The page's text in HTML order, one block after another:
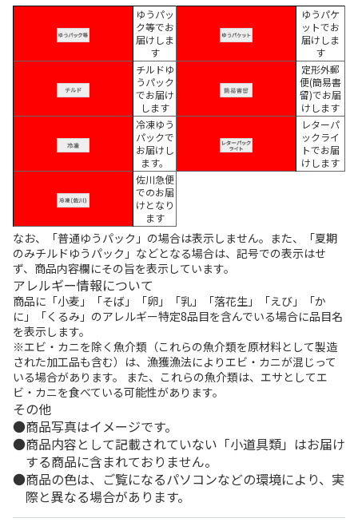
ゆうパッ
ク等でお
届けしま
す
ゆうパケ
ットでお
届けしま
す
チルドゆ
うパック
でお届け
します
定形外郵
便(簡易書
留)でお届
けします
冷凍ゆう
パックで
お届けし
ます。
レターパ
ックライ
トでお届
けします
佐川急便
でのお届
けとなり
ます
なお、「普通ゆうパック」の場合は表示しません。また、「夏期
のみチルドゆうパック」などとなる場合は、記号での表示はせ
ず、商品内容欄にその旨を表示しています。
アレルギー情報について
商品に「小麦」「そば」「卵」「乳」「落花生」「えび」「か
に」「くるみ」のアレルギー特定8品目を含んでいる場合に品目名
を表示します。
※エビ・カニを除く魚介類（これらの魚介類を原材料として製造
された加工品も含む）は、漁獲漁法によりエビ・カニが混じって
いる場合があります。 また、これらの魚介類は、エサとしてエ
ビ・カニを食べている可能性があります。
その他
商品写真はイメージです。
商品内容として記載されていない「小道具類」はお届け
する商品に含まれておりません。
商品の色は、ご覧になるパソコンなどの環境により、実
際と異なる場合があります。